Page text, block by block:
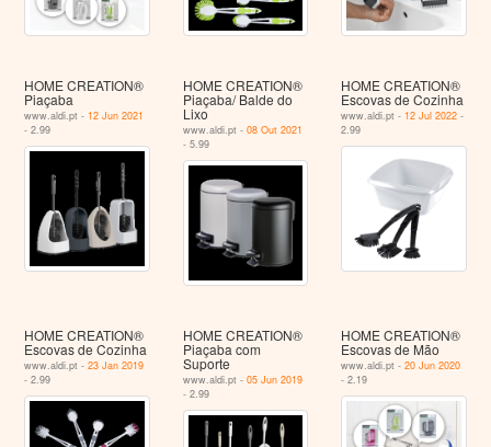
HOME CREATION®
Piaçaba
www.aldi.pt - 12 Jun 2021
- 2.99
HOME CREATION®
Piaçaba/ Balde do
Lixo
www.aldi.pt - 08 Out 2021
- 5.99
HOME CREATION®
Escovas de Cozinha
www.aldi.pt - 12 Jul 2022 -
2.99
HOME CREATION®
Escovas de Cozinha
www.aldi.pt -23 Jan 2019
- 2.99
HOME CREATION®
Piaçaba com
Suporte
www.aldi.pt - 05 Jun 2019
- 2.99
HOME CREATION®
Escovas de Mão
www.aldi.pt -20 Jun 2020
- 2.19